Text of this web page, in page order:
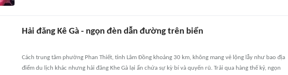
Hải đăng Kê Gà - ngọn đèn dẫn đường trên biển
Cách trung tâm phường Phan Thiết, tỉnh Lâm Đồng khoảng 30 km, không mang vẻ lộng lẫy như bao địa
điểm du lịch khác nhưng hải đăng Khe Gà lại ẩn chứa sự kỳ bí và quyến rũ. Trải qua hàng thế kỷ, ngọn